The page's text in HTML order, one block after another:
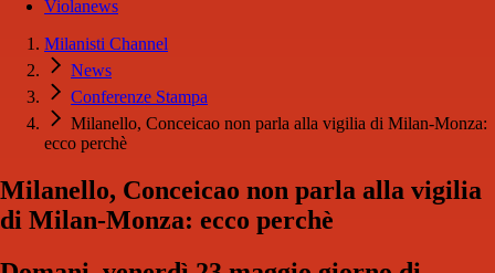
Violanews
Milanisti Channel
News
Conferenze Stampa
Milanello, Conceicao non parla alla vigilia di Milan-Monza:
ecco perchè
Milanello, Conceicao non parla alla vigilia
di Milan-Monza: ecco perchè